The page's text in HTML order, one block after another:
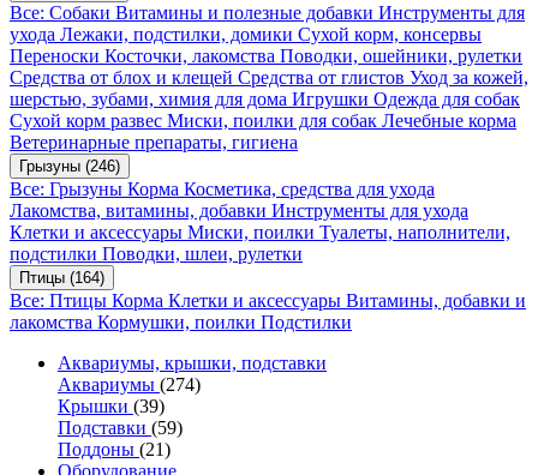
Все: Собаки Витамины и полезные добавки Инструменты для
ухода Лежаки, подстилки, домики Сухой корм, консервы
Переноски Косточки, лакомства Поводки, ошейники, рулетки
Средства от блох и клещей Средства от глистов Уход за кожей,
шерстью, зубами, химия для дома Игрушки Одежда для собак
Сухой корм развес Миски, поилки для собак Лечебные корма
Ветеринарные препараты, гигиена
Грызуны (246)
Все: Грызуны Корма Косметика, средства для ухода
Лакомства, витамины, добавки Инструменты для ухода
Клетки и аксессуары Миски, поилки Туалеты, наполнители,
подстилки Поводки, шлеи, рулетки
Птицы (164)
Все: Птицы Корма Клетки и аксессуары Витамины, добавки и
лакомства Кормушки, поилки Подстилки
Аквариумы, крышки, подставки
Аквариумы (274)
Крышки (39)
Подставки (59)
Поддоны (21)
Оборудование